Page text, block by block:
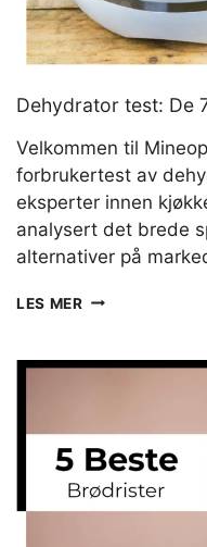
Dehydrator test: De
Velkommen til
forbrukertest av
eksperter innen
analysert det brede
alternativer på
LES MERDEHYDRATOR
7
2026